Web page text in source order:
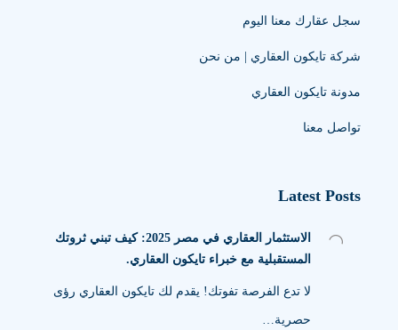
سجل عقارك معنا اليوم
شركة تايكون العقاري | من نحن
مدونة تايكون العقاري
تواصل معنا
Latest Posts
الاستثمار العقاري في مصر 2025: كيف تبني ثروتك
المستقبلية مع خبراء تايكون العقاري.
لا تدع الفرصة تفوتك! يقدم لك تايكون العقاري رؤى
حصرية…